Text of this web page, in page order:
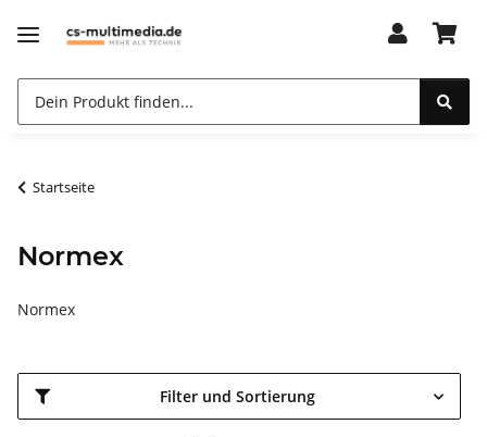
Startseite
Normex
Normex
Filter und Sortierung